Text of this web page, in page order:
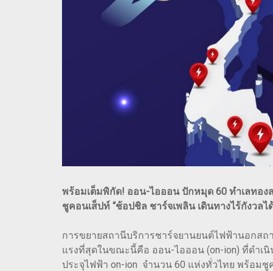
พร้อมเต็มพิกัด! ออน-ไอออน ปักหมุด 60 ทำเลทอ
ชูคอนเส็ปท์ “ช้อปชิล ชาร์จเพลิน เดินทางไร้กังวล
การขยายสถานีบริการชาร์จยานยนต์ไฟฟ้านอกส
แรงที่สุดในขณะนี้คือ ออน-ไอออน (on-ion) ที่ดำเ
ประจุไฟฟ้า on-ion จำนวน 60 แห่งทั่วไทย พร้อมชู